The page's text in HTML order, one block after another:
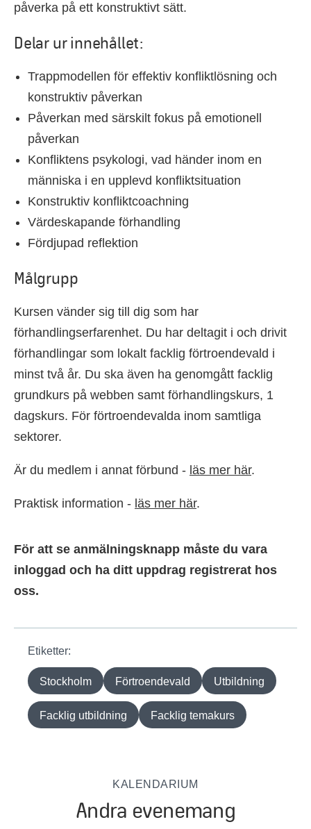
påverka på ett konstruktivt sätt.
Delar ur innehållet:
Trappmodellen för effektiv konfliktlösning och
konstruktiv påverkan
Påverkan med särskilt fokus på emotionell
påverkan
Konfliktens psykologi, vad händer inom en
människa i en upplevd konfliktsituation
Konstruktiv konfliktcoachning
Värdeskapande förhandling
Fördjupad reflektion
Målgrupp
Kursen vänder sig till dig som har
förhandlingserfarenhet. Du har deltagit i och drivit
förhandlingar som lokalt facklig förtroendevald i
minst två år. Du ska även ha genomgått facklig
grundkurs på webben samt förhandlingskurs, 1
dagskurs. För förtroendevalda inom samtliga
sektorer.
Är du medlem i annat förbund - läs mer här.
Praktisk information - läs mer här.
För att se anmälningsknapp måste du vara
inloggad och ha ditt uppdrag registrerat hos
oss.
Etiketter:
Stockholm Förtroendevald Utbildning
Facklig utbildning Facklig temakurs
KALENDARIUM
Andra evenemang